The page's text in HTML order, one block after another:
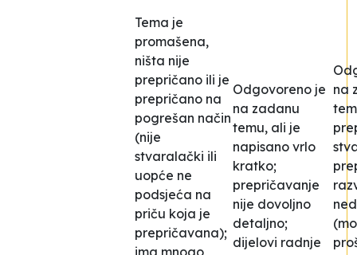
Tema je
promašena,
ništa nije
prepričano ili je
prepričano na
pogrešan način
(nije
stvaralački ili
uopće ne
podsjeća na
priču koja je
prepričavana);
Odgovoreno je
na zadanu
temu, ali je
napisano vrlo
kratko;
prepričavanje
nije dovoljno
detaljno;
dijelovi radnje
na